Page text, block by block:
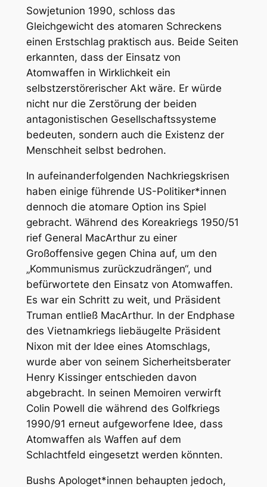
Sowjetunion 1990, schloss das
Gleichgewicht des atomaren Schreckens
einen Erstschlag praktisch aus. Beide Seiten
erkannten, dass der Einsatz von
Atomwaffen in Wirklichkeit ein
selbstzerstörerischer Akt wäre. Er würde
nicht nur die Zerstörung der beiden
antagonistischen Gesellschaftssysteme
bedeuten, sondern auch die Existenz der
Menschheit selbst bedrohen.
In aufeinanderfolgenden Nachkriegskrisen
haben einige führende US-Politiker*innen
dennoch die atomare Option ins Spiel
gebracht. Während des Koreakriegs 1950/51
rief General MacArthur zu einer
Großoffensive gegen China auf, um den
„Kommunismus zurückzudrängen“, und
befürwortete den Einsatz von Atomwaffen.
Es war ein Schritt zu weit, und Präsident
Truman entließ MacArthur. In der Endphase
des Vietnamkriegs liebäugelte Präsident
Nixon mit der Idee eines Atomschlags,
wurde aber von seinem Sicherheitsberater
Henry Kissinger entschieden davon
abgebracht. In seinen Memoiren verwirft
Colin Powell die während des Golfkriegs
1990/91 erneut aufgeworfene Idee, dass
Atomwaffen als Waffen auf dem
Schlachtfeld eingesetzt werden könnten.
Bushs Apologet*innen behaupten jedoch,